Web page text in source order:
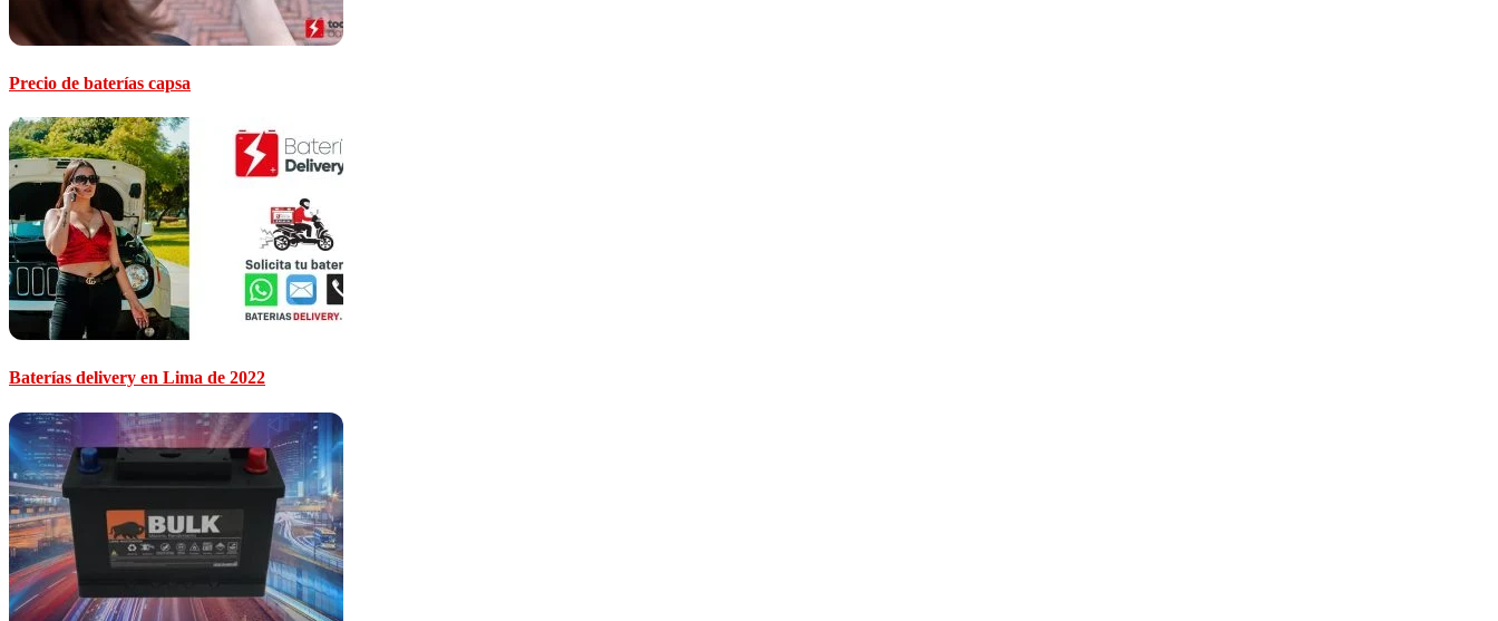
Precio de baterías capsa
Baterías delivery en Lima de 2022